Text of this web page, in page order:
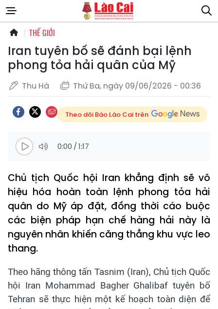
THẾ GIỚI
Iran tuyên bố sẽ đánh bại lệnh
phong tỏa hải quân của Mỹ
Thu Hà Thứ Ba, ngày 09/06/2026 - 00:36
Theo dõi Báo Lào Cai trên
0:00 /1:17
Chủ tịch Quốc hội Iran khẳng định sẽ vô
hiệu hóa hoàn toàn lệnh phong tỏa hải
quân do Mỹ áp đặt, đồng thời cáo buộc
các biện pháp hạn chế hàng hải này là
nguyên nhân khiến căng thẳng khu vực leo
thang.
Theo hãng thông tấn Tasnim (Iran), Chủ tịch Quốc
hội Iran Mohammad Bagher Ghalibaf tuyên bố
Tehran sẽ thực hiện một kế hoạch toàn diện để